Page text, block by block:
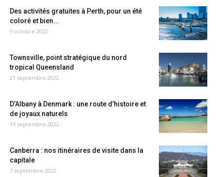
Des activités gratuites à Perth, pour un été
coloré et bien...
5 octobre 2022
Townsville, point stratégique du nord
tropical Queensland
21 septembre 2022
D’Albany à Denmark : une route d’histoire et
de joyaux naturels
15 septembre 2022
Canberra : nos itinéraires de visite dans la
capitale
7 septembre 2022